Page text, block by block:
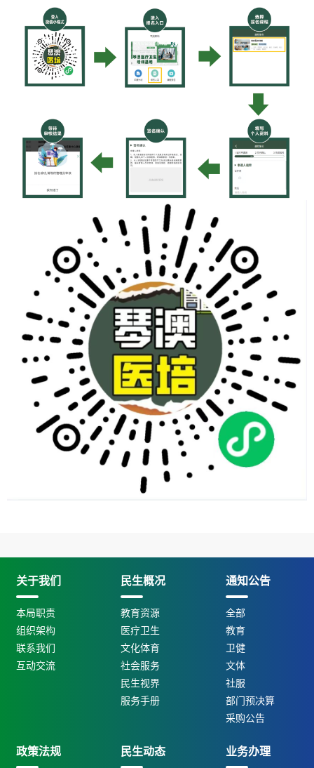
关于我们
本局职责
组织架构
联系我们
互动交流
民生概况
教育资源
医疗卫生
文化体育
社会服务
民生视界
服务手册
通知公告
全部
教育
卫健
文体
社服
部门预决算
采购公告
政策法规 民生动态 业务办理